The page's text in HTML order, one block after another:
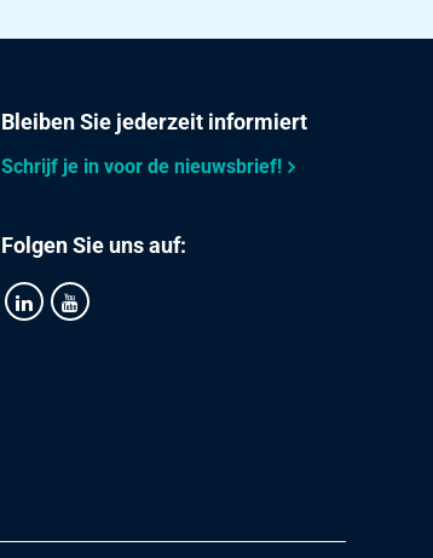
Bleiben Sie jederzeit informiert
Schrijf je in voor de nieuwsbrief!
Folgen Sie uns auf: